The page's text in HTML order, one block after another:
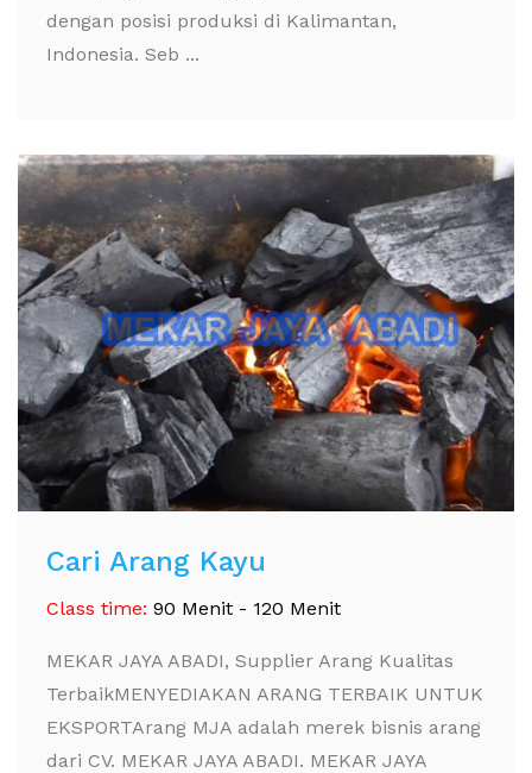
dengan posisi produksi di Kalimantan,
Indonesia. Seb ...
Cari Arang Kayu
Class time: 90 Menit - 120 Menit
MEKAR JAYA ABADI, Supplier Arang Kualitas
TerbaikMENYEDIAKAN ARANG TERBAIK UNTUK
EKSPORTArang MJA adalah merek bisnis arang
dari CV. MEKAR JAYA ABADI. MEKAR JAYA